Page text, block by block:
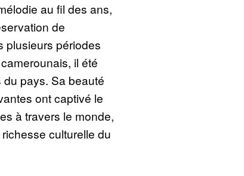
au fil des ans,
de
plusieurs périodes
il été
pays. Sa beauté
ont captivé le
à travers le monde,
culturelle du